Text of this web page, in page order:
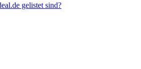
gelistet sind?